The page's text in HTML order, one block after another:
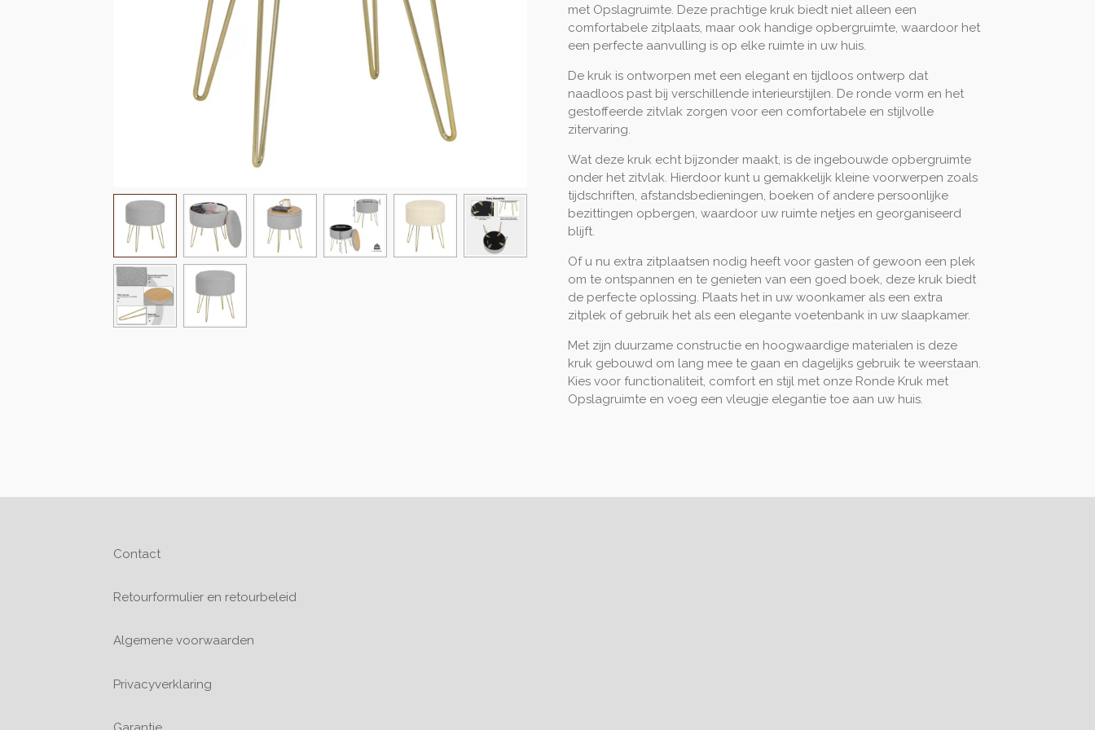
met Opslagruimte. Deze prachtige kruk biedt niet alleen een
comfortabele zitplaats, maar ook handige opbergruimte, waardoor het
een perfecte aanvulling is op elke ruimte in uw huis.
De kruk is ontworpen met een elegant en tijdloos ontwerp dat
naadloos past bij verschillende interieurstijlen. De ronde vorm en het
gestoffeerde zitvlak zorgen voor een comfortabele en stijlvolle
zitervaring.
Wat deze kruk echt bijzonder maakt, is de ingebouwde opbergruimte
onder het zitvlak. Hierdoor kunt u gemakkelijk kleine voorwerpen zoals
tijdschriften, afstandsbedieningen, boeken of andere persoonlijke
bezittingen opbergen, waardoor uw ruimte netjes en georganiseerd
blijft.
Of u nu extra zitplaatsen nodig heeft voor gasten of gewoon een plek
om te ontspannen en te genieten van een goed boek, deze kruk biedt
de perfecte oplossing. Plaats het in uw woonkamer als een extra
zitplek of gebruik het als een elegante voetenbank in uw slaapkamer.
Met zijn duurzame constructie en hoogwaardige materialen is deze
kruk gebouwd om lang mee te gaan en dagelijks gebruik te weerstaan.
Kies voor functionaliteit, comfort en stijl met onze Ronde Kruk met
Opslagruimte en voeg een vleugje elegantie toe aan uw huis.
Contact
Retourformulier en retourbeleid
Algemene voorwaarden
Privacyverklaring